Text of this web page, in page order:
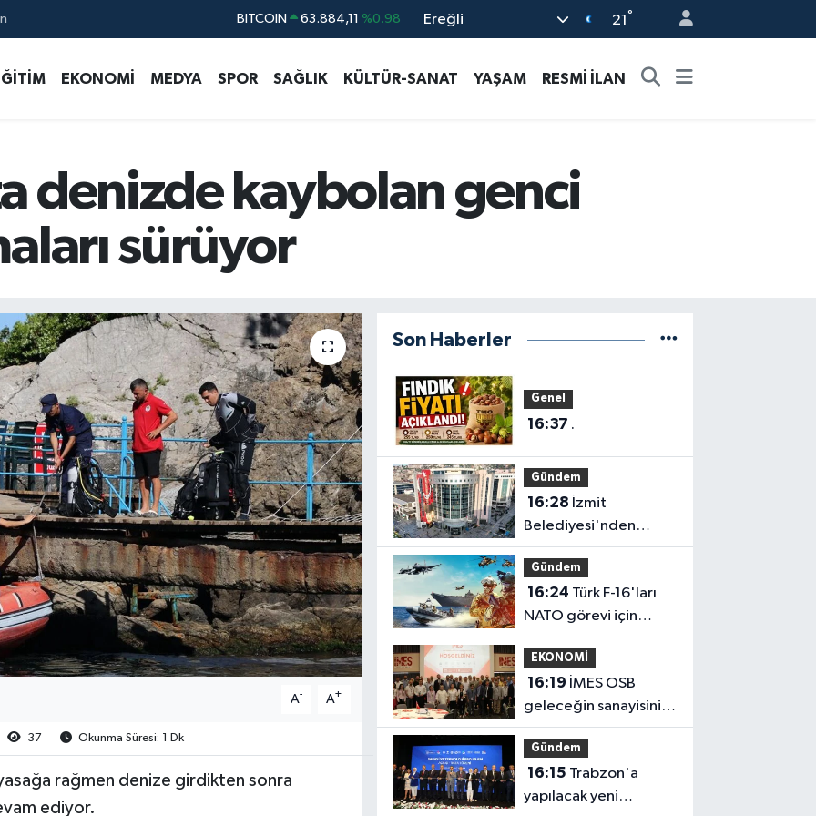
DOLAR 47,5563 %0.01
STERLİN 63,9168 %-0.44
Ereğli 21 °
EKONOMİ MEDYA SPOR SAĞLIK KÜLTÜR-SANAT YAŞAM RESMİ İLAN
denizde kaybolan genci
sürüyor
A- A+
37 Okunma Süresi: 1 Dk
rağmen denize girdikten sonra
ediyor.
Son Haberler
Genel
16:37 .
Gündem
16:28
Belediyesi'nden
Ruhsat Müdürlüğü
iddialarına açıklama
Gündem
16:24
NATO görevi için
Estonya'da... MSB yerli
savunma sistemleriyle
güçleniyor
EKONOMİ
16:19
geleceğin sanayisini
inşa ediyor! Sanayinin
geleceği İMES
OSB'de konuşuldu
Gündem
16:15
yapılacak yeni